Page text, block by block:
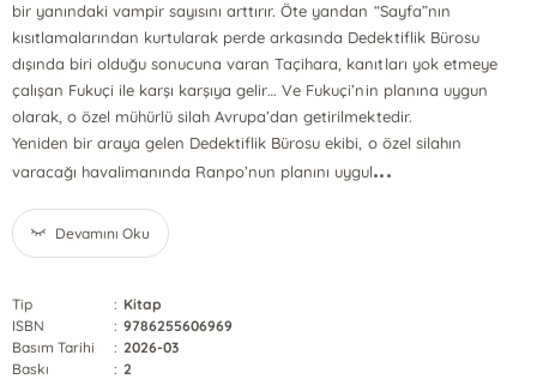
bir yanındaki vampir sayısını arttırır. Öte yandan “Sayfa”nın
kısıtlamalarından kurtularak perde arkasında Dedektiflik Bürosu
dışında biri olduğu sonucuna varan Taçihara, kanıtları yok etmeye
çalışan Fukuçi ile karşı karşıya gelir… Ve Fukuçi’nin planına uygun
olarak, o özel mühürlü silah Avrupa’dan getirilmektedir.
Yeniden bir araya gelen Dedektiflik Bürosu ekibi, o özel silahın
varacağı havalimanında Ranpo’nun planını uygul...
Devamını Oku
Tip : Kitap
ISBN
: 9786255606969
Basım Tarihi
: 2026-03
Baskı
: 2